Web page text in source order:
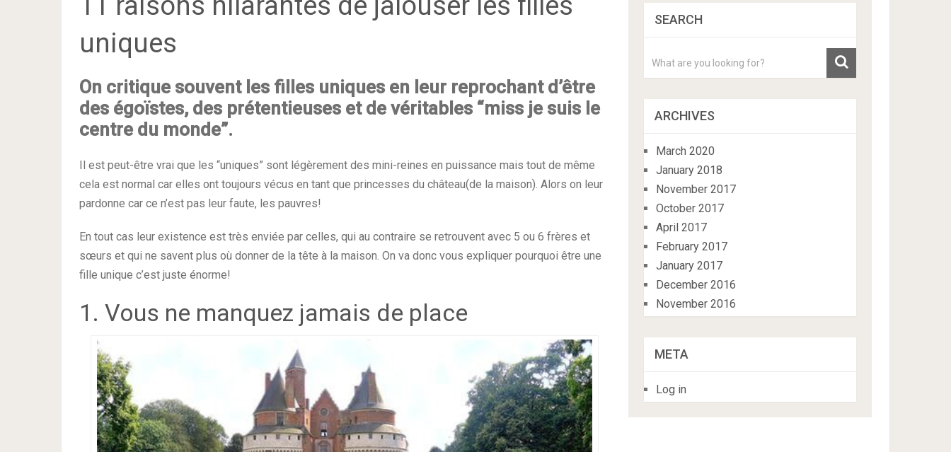
uniques
On critique souvent les filles uniques en leur reprochant d’être
des égoïstes, des prétentieuses et de véritables “miss je suis le
centre du monde”.
Il est peut-être vrai que les “uniques” sont légèrement des mini-reines en puissance mais tout de même
cela est normal car elles ont toujours vécus en tant que princesses du château(de la maison). Alors on leur
pardonne car ce n’est pas leur faute, les pauvres!
En tout cas leur existence est très enviée par celles, qui au contraire se retrouvent avec 5 ou 6 frères et
sœurs et qui ne savent plus où donner de la tête à la maison. On va donc vous expliquer pourquoi être une
fille unique c’est juste énorme!
1. Vous ne manquez jamais de place
SEARCH
ARCHIVES
March 2020
January 2018
November 2017
October 2017
April 2017
February 2017
January 2017
December 2016
November 2016
META
Log in